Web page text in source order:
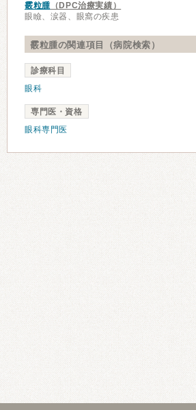
霰粒腫（DPC治療実績）
眼瞼、涙器、眼窩の疾患
霰粒腫の関連項目（病院検索）
診療科目
眼科
専門医・資格
眼科専門医